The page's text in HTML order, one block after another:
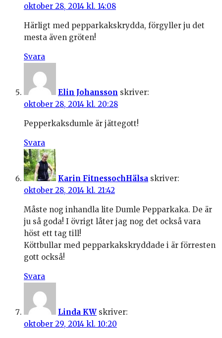
oktober 28, 2014 kl. 14:08
Härligt med pepparkakskrydda, förgyller ju det
mesta även gröten!
Svara
Elin Johansson skriver:
oktober 28, 2014 kl. 20:28
Pepperkaksdumle är jättegott!
Svara
Karin FitnessochHälsa skriver:
oktober 28, 2014 kl. 21:42
Måste nog inhandla lite Dumle Pepparkaka. De är
ju så goda! I övrigt låter jag nog det också vara
höst ett tag till!
Köttbullar med pepparkakskryddade i är förresten
gott också!
Svara
Linda KW skriver:
oktober 29, 2014 kl. 10:20